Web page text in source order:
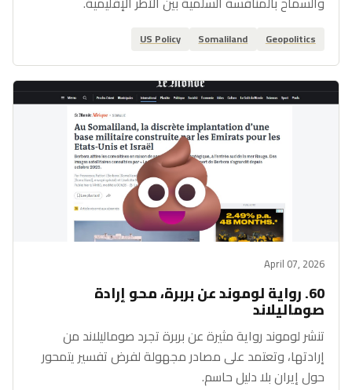
Geopolitics
Somaliland
US Policy
April 07, 2026
60. رواية لوموند عن بربرة، محو إرادة
صوماليلاند
تنشر لوموند رواية مثيرة عن بربرة تجرد صوماليلاند من
إرادتها، وتعتمد على مصادر مجهولة لفرض تفسير يتمحور
حول إيران بلا دليل حاسم.